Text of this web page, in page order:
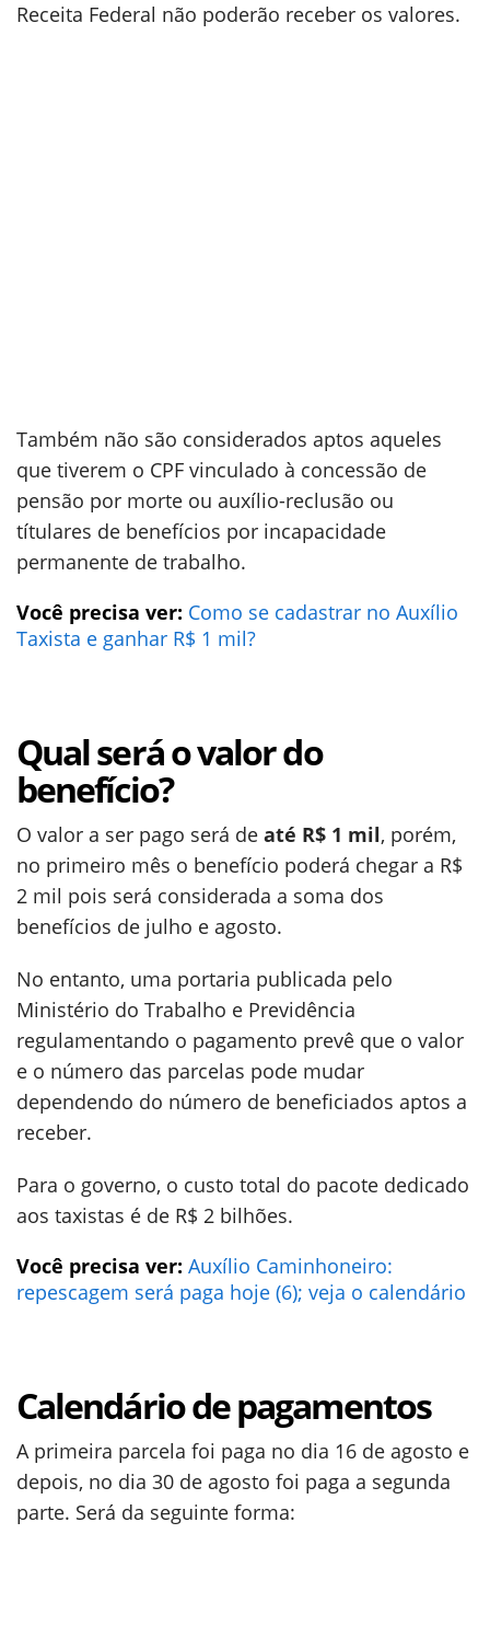
Receita Federal não poderão receber os valores.
Também não são considerados aptos aqueles
que tiverem o CPF vinculado à concessão de
pensão por morte ou auxílio-reclusão ou
títulares de benefícios por incapacidade
permanente de trabalho.
Você precisa ver: Como se cadastrar no Auxílio
Taxista e ganhar R$ 1 mil?
Qual será o valor do
benefício?
O valor a ser pago será de até R$ 1 mil, porém,
no primeiro mês o benefício poderá chegar a R$
2 mil pois será considerada a soma dos
benefícios de julho e agosto.
No entanto, uma portaria publicada pelo
Ministério do Trabalho e Previdência
regulamentando o pagamento prevê que o valor
e o número das parcelas pode mudar
dependendo do número de beneficiados aptos a
receber.
Para o governo, o custo total do pacote dedicado
aos taxistas é de R$ 2 bilhões.
Você precisa ver: Auxílio Caminhoneiro:
repescagem será paga hoje (6); veja o calendário
Calendário de pagamentos
A primeira parcela foi paga no dia 16 de agosto e
depois, no dia 30 de agosto foi paga a segunda
parte. Será da seguinte forma: